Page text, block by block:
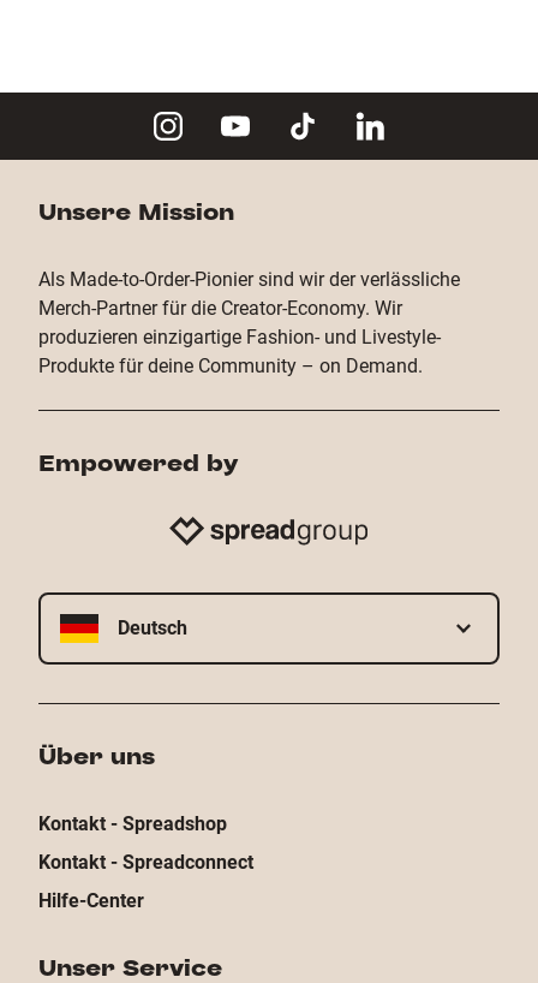
Unsere Mission
Als Made-to-Order-Pionier sind wir der verlässliche
Merch-Partner für die Creator-Economy. Wir
produzieren einzigartige Fashion- und Livestyle-
Produkte für deine Community – on Demand.
Empowered by
Deutsch
Über uns
Kontakt - Spreadshop
Kontakt - Spreadconnect
Hilfe-Center
Unser Service